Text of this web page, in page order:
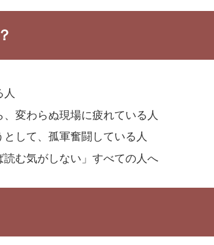
人
変わらぬ現場に疲れている人
して、孤軍奮闘している人
む気がしない」すべての人へ